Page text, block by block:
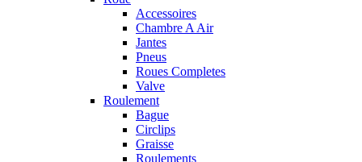
Accessoires
Chambre A Air
Jantes
Pneus
Roues Completes
Valve
Roulement
Bague
Circlips
Graisse
Roulements